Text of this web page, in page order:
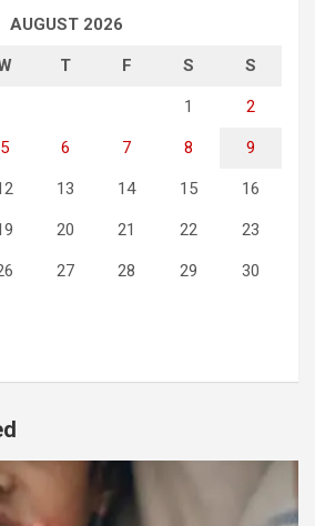
AUGUST 2026
T F S S
1 2
5 6 7 8 9
13 14 15 16
20 21 22 23
27 28 29 30